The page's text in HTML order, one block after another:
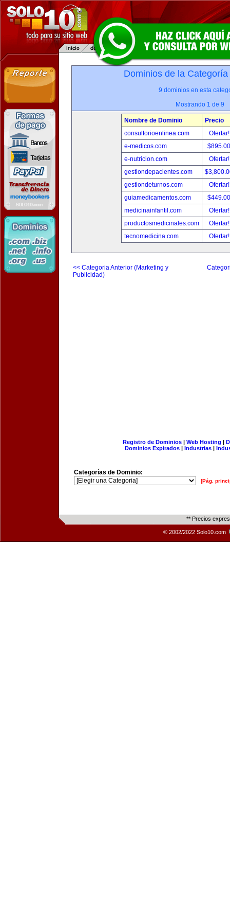
Dominios de la
9 dominios en esta
Mostrando 1 de 9
Nombre de Dominio
Precio
consultorioenlinea.com
e-medicos.com
e-nutricion.com
gestiondepacientes.com
gestiondeturnos.com
guiamedicamentos.com
medicinainfantil.com
productosmedicinales.com
tecnomedicina.com
<< Categoria Anterior (Marketing y
Publicidad)
Registro de Dominios| Web Hosting |
Dominios Expirados | Industrias |
Categorías de Dominio:
[Pág.
** Precios
© 2002/2022 Solo10.com